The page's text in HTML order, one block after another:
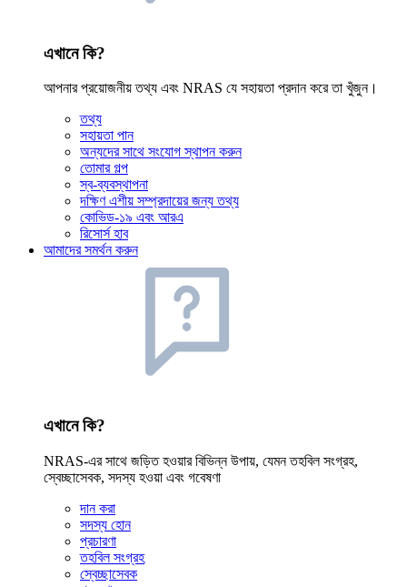
এখানে কি?
আপনার প্রয়োজনীয় তথ্য এবং NRAS যে সহায়তা প্রদান করে তা খুঁজুন।
তথ্য
সহায়তা পান
অন্যদের সাথে সংযোগ স্থাপন করুন
তোমার গল্প
স্ব-ব্যবস্থাপনা
দক্ষিণ এশীয় সম্প্রদায়ের জন্য তথ্য
কোভিড-১৯ এবং আরএ
রিসোর্স হাব
আমাদের সমর্থন করুন
এখানে কি?
NRAS-এর সাথে জড়িত হওয়ার বিভিন্ন উপায়, যেমন তহবিল সংগ্রহ,
স্বেচ্ছাসেবক, সদস্য হওয়া এবং গবেষণা
দান করা
সদস্য হোন
প্রচারণা
তহবিল সংগ্রহ
স্বেচ্ছাসেবক